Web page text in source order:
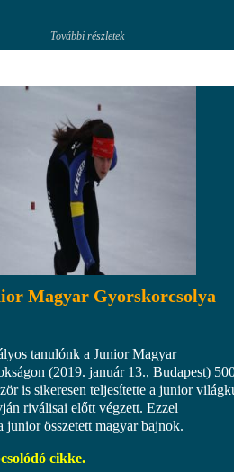
További részletek
Magyar Gyorskorcsolya
tanulónk a Junior Magyar
(2019. január 13., Budapest)
is sikeresen teljesítette a junior
riválisai előtt végzett. Ezzel
junior összetett magyar bajnok.
cikke.